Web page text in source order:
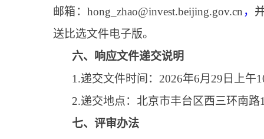
邮箱：hong_zhao@invest.beijing.gov.cn ，
送比选文件电子版。
六、响应文件递交说明
1.递交文件时间：2026年6月29日上午
2.递交地点：北京市丰台区西三环南
七、评审办法